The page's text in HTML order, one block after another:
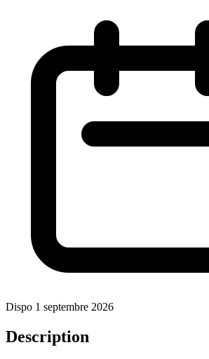
Dispo 1 septembre 2026
Description